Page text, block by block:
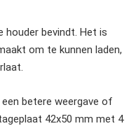
houder bevindt. Het is
om te kunnen laden,
betere weergave of
42x50 mm met 4